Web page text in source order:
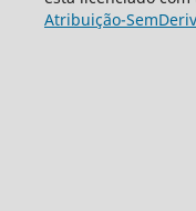
Atribuição-